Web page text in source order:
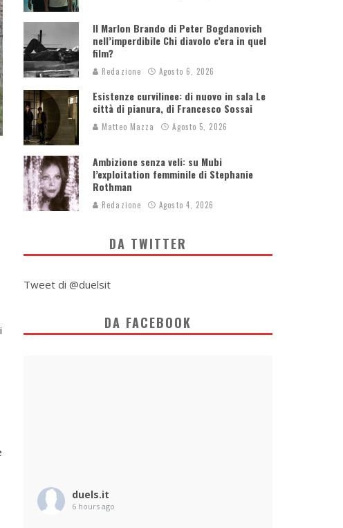
Il Marlon Brando di Peter Bogdanovich
nell’imperdibile Chi diavolo c’era in quel
film?
Redazione Agosto 6, 2026
Esistenze curvilinee: di nuovo in sala Le
città di pianura, di Francesco Sossai
Matteo Mazza Agosto 5, 2026
Ambizione senza veli: su Mubi
l’exploitation femminile di Stephanie
Rothman
Redazione Agosto 4, 2026
DA TWITTER
Tweet di @duelsit
DA FACEBOOK
duels.it
6 hours ago